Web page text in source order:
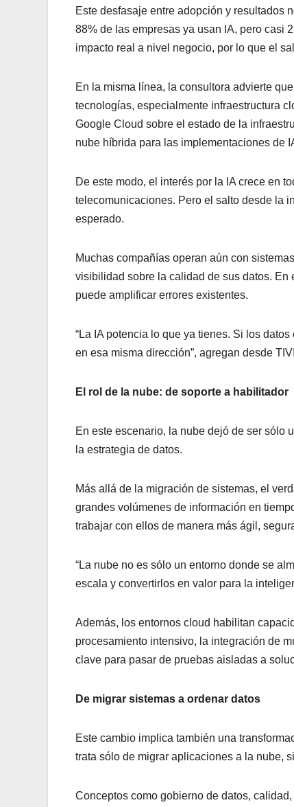
Este desfasaje entre adopción y resultados
⁠88% de las empresas ya usan IA, pero ⁠casi
impacto real a nivel negocio, por lo que el
En la misma línea, la consultora advierte
tecnologías, especialmente infraestructura
Google Cloud sobre el estado de la
nube híbrida para las implementaciones de
De este modo, el interés por la IA crece en
telecomunicaciones. Pero el salto desde la
esperado.
Muchas compañías operan aún con
visibilidad sobre la calidad de sus datos.
puede amplificar errores existentes.
“La IA potencia lo que ya tienes. Si los
en esa misma dirección”, agregan desde
El rol de la nube: de soporte a habilitador
En este escenario, la nube dejó de ser sólo
la estrategia de datos.
Más allá de la migración de sistemas, el
grandes volúmenes de información en
trabajar con ellos de manera más ágil,
“La nube no es sólo un entorno donde se
escala y convertirlos en valor para la
Además, los entornos cloud habilitan
procesamiento intensivo, la integración de
clave para pasar de pruebas aisladas a
De migrar sistemas a ordenar datos
Este cambio implica también una
trata sólo de migrar aplicaciones a la nube,
Conceptos como gobierno de datos,